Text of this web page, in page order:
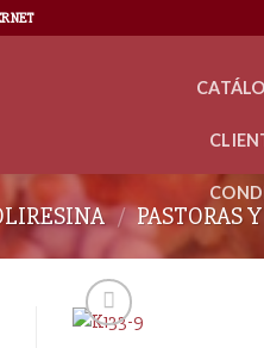
/ PASTORAS